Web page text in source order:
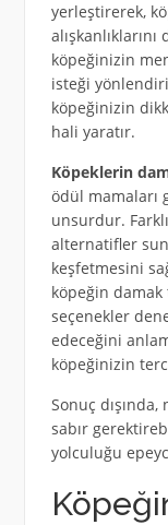
yerleştirerek,
köpeğinizin
isteği
köpeğinizin
hali yaratır.
Köpeklerin
ödül mamaları
unsurdur.
alternatifler
keşfetmesini
köpeğin damak
seçenekler
edeceğini
köpeğinizin
Sonuç
sabır
yolculuğu